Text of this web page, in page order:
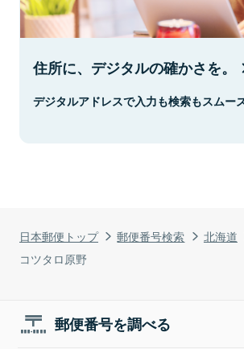
日本郵便トップ 郵便番号検索 北海道
コツタロ原野
住所に、デジタルの確かさを。
デジタルアドレスで入力も検索もスムーズ
郵便番号を調べる